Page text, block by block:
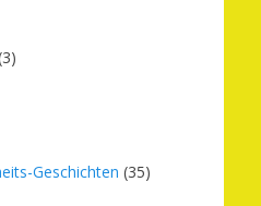
Geschichten (35)